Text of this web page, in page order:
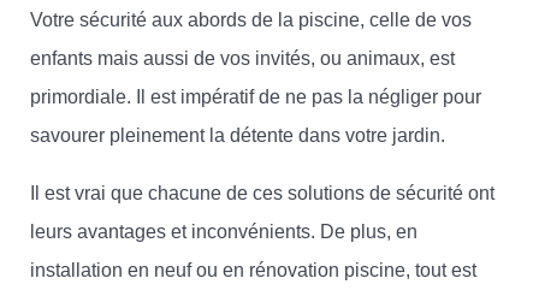
Votre sécurité aux abords de la piscine, celle de vos
enfants mais aussi de vos invités, ou animaux, est
primordiale. Il est impératif de ne pas la négliger pour
savourer pleinement la détente dans votre jardin.
Il est vrai que chacune de ces solutions de sécurité ont
leurs avantages et inconvénients. De plus, en
installation en neuf ou en rénovation piscine, tout est